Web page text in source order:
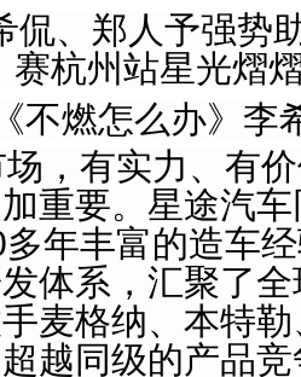
不燃怎么办》李
有实力、有价
重要。星途汽
年丰富的造车
体系，汇聚了
麦格纳、本特
越同级的产品